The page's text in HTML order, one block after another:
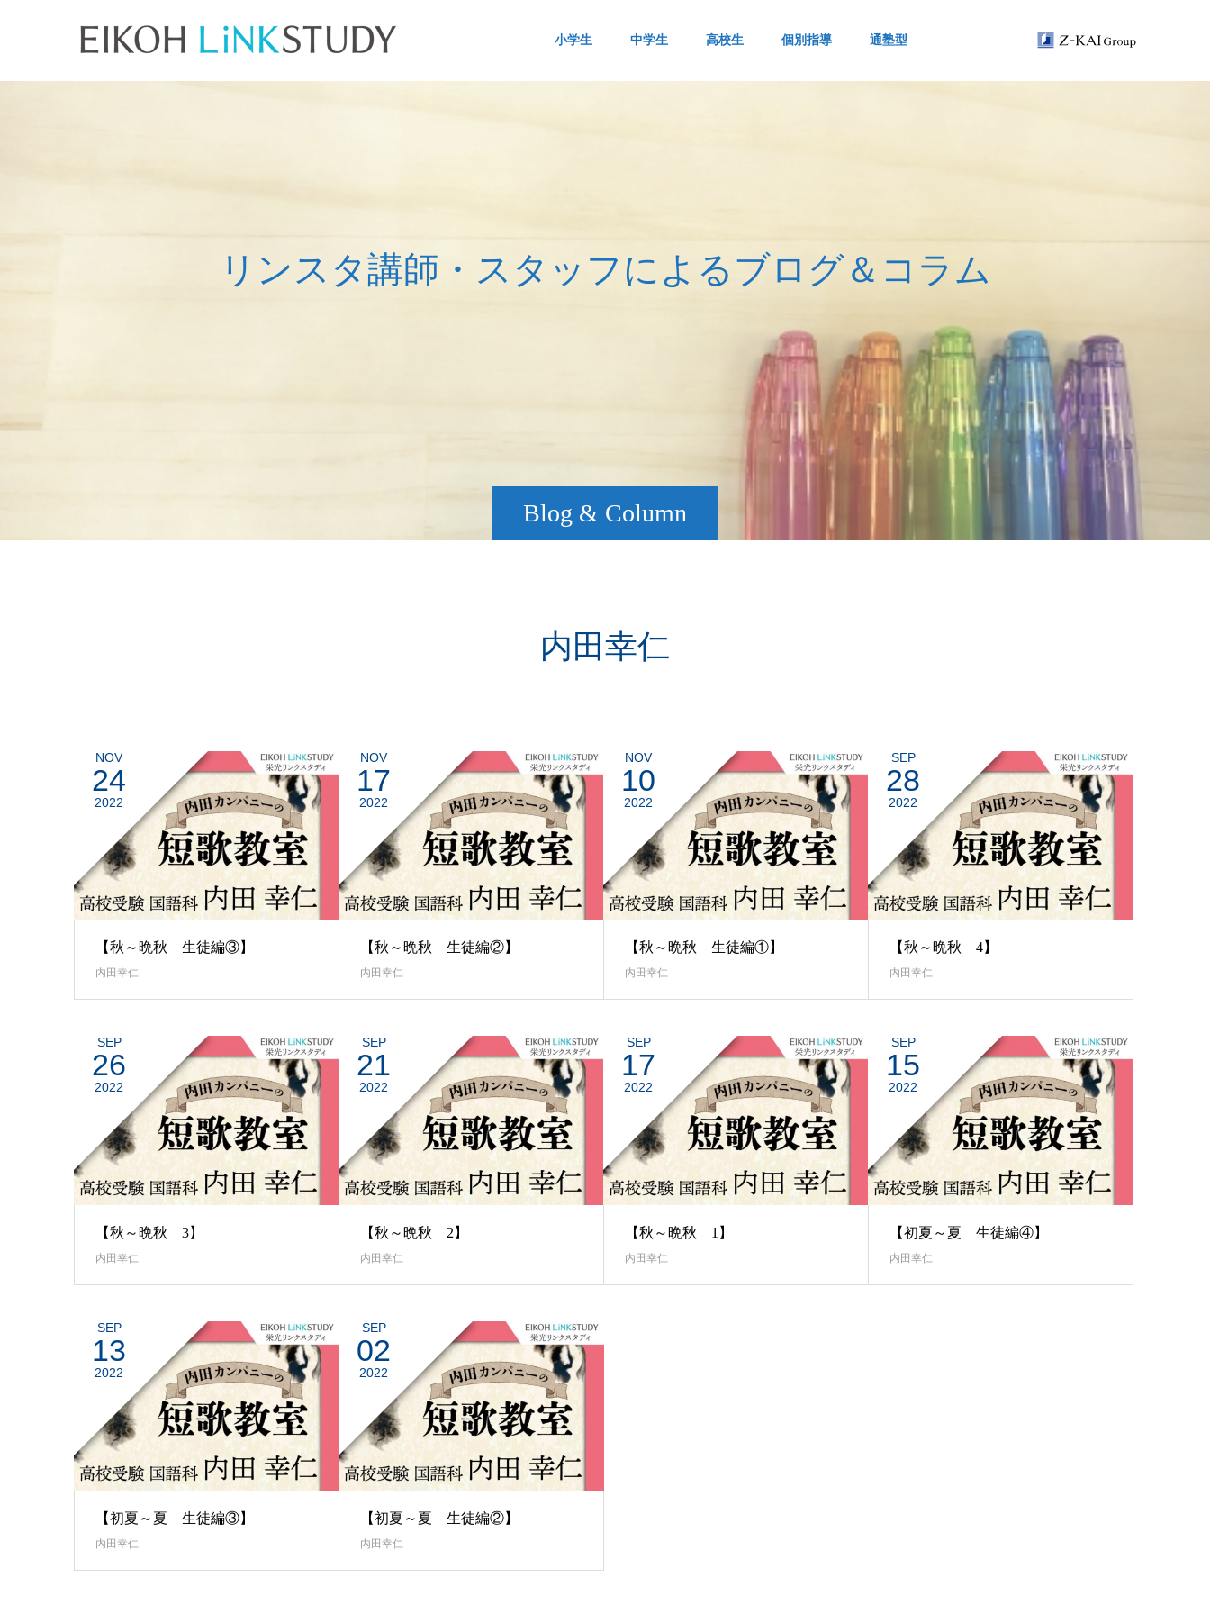
小学生 中学生 高校生 個別指導 通塾型
Blog & Column
リ ンス タ講師 ・ ス タ ッ フ に よ る ブロ グ＆ コ ラ ム
内田幸仁
NOV
24
2022
【秋～晩秋 生徒編③】
内田幸仁
NOV
17
2022
【秋～晩秋 生徒編②】
内田幸仁
NOV
10
2022
【秋～晩秋 生徒編①】
内田幸仁
SEP
28
2022
【秋～晩秋 4】
内田幸仁
SEP
26
2022
【秋～晩秋 3】
内田幸仁
SEP
21
2022
【秋～晩秋 2】
内田幸仁
SEP
17
2022
【秋～晩秋 1】
内田幸仁
SEP
15
2022
【初夏～夏 生徒編④】
内田幸仁
SEP
13
2022
【初夏～夏 生徒編③】
内田幸仁
SEP
02
2022
【初夏～夏 生徒編②】
内田幸仁